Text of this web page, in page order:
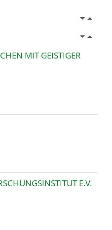
MIT GEISTIGER
E.V.